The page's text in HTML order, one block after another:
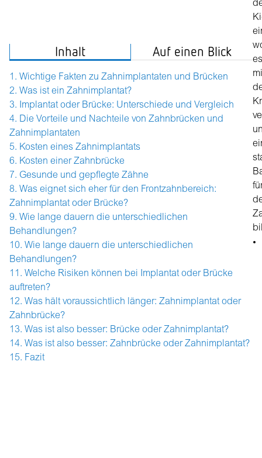
Inhalt Auf einen Blick
Wichtige Fakten zu Zahnimplantaten und Brücken
Was ist ein Zahnimplantat?
Implantat oder Brücke: Unterschiede und Vergleich
Die Vorteile und Nachteile von Zahnbrücken und
Zahnimplantaten
Kosten eines Zahnimplantats
Kosten einer Zahnbrücke
Gesunde und gepflegte Zähne
Was eignet sich eher für den Frontzahnbereich:
Zahnimplantat oder Brücke?
Wie lange dauern die unterschiedlichen
Behandlungen?
Wie lange dauern die unterschiedlichen
Behandlungen?
Welche Risiken können bei Implantat oder Brücke
auftreten?
Was hält voraussichtlich länger: Zahnimplantat oder
Zahnbrücke?
Was ist also besser: Brücke oder Zahnimplantat?
Was ist also besser: Zahnbrücke oder Zahnimplantat?
Fazit
es